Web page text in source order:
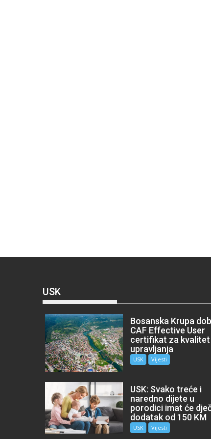
USK
Bosanska Krupa
CAF Effective User
certifikat za kvalitet
upravljanja
USK Vijesti
USK: Svako treće i
naredno dijete u
porodici imat će
dodatak od 150 KM
USK Vijesti